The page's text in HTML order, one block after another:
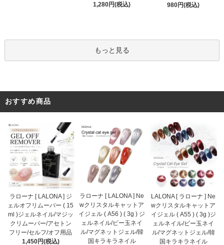
1,280円(税込)
980円(税込)
もっと見る
おすすめ商品
ラローナ [ LALONA ] ジ
ェルオフリムーバー ( 15
ml )ジェルネイル/マジッ
クリムーバー/アセトン
フリー/セルフ/オフ用品
1,450円(税込)
ラローナ [ LALONA ] Ne
wクリスタルキャットア
イジェル ( A56 ) ( 3g ) ジ
ェルネイル/ビー玉ネイ
ル/マグネットジェル/韓
国キラキラネイル
LALONA [ ラローナ ] Ne
wクリスタルキャットア
イジェル ( A55 ) ( 3g )ジ
ェルネイル/ビー玉ネイ
ル/マグネットジェル/韓
国キラキラネイル